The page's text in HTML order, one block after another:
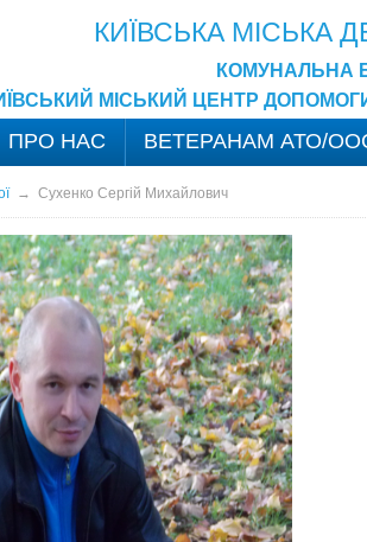
КИЇВСЬКА МІСЬКА
КОМУНАЛЬНА
МІСЬКИЙ ЦЕНТР
ПРО НАС ВЕТЕРАНАМ АТО/
→ Сухенко Сергій Михайлович